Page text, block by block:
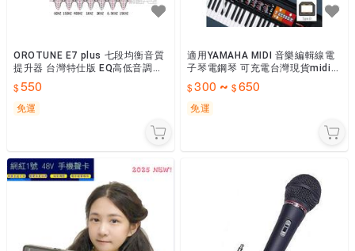
OROTUNE E7 plus 七段均衡音質
提升器 台灣特仕版 EQ高低音調整/
前級音量放大/強化遊戲聽聲辨位
網路天空
550
免運
適用YAMAHA MIDI 音樂編輯線電
子琴電鋼琴 可充電台灣現貨midi線
安卓平果15USB手機平板iPAD 網
路天空
300 ~ 650
免運